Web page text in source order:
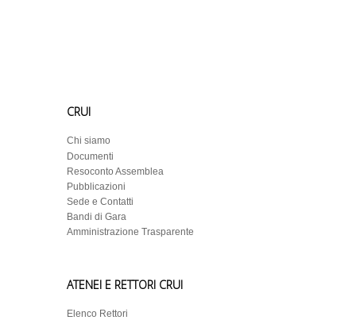
CRUI
Chi siamo
Documenti
Resoconto Assemblea
Pubblicazioni
Sede e Contatti
Bandi di Gara
Amministrazione Trasparente
ATENEI E RETTORI CRUI
Elenco Rettori